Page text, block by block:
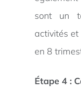
sont un
activités
en 8
Étape 4 :